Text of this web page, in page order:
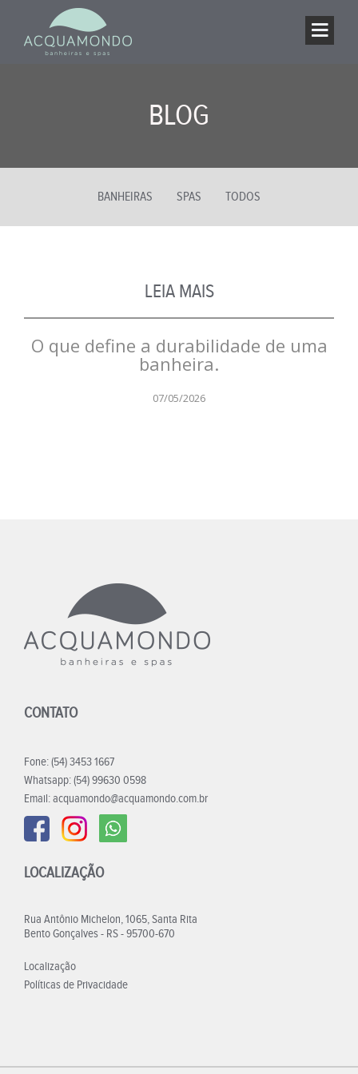
BLOG
BANHEIRAS SPAS TODOS
LEIA MAIS
O que define a durabilidade de uma
banheira.
07/05/2026
CONTATO
Fone: (54) 3453 1667
Whatsapp: (54) 99630 0598
Email:acquamondo@acquamondo.com.br
LOCALIZAÇÃO
Rua Antônio Michelon, 1065, Santa Rita
Bento Gonçalves - RS - 95700-670
Localização
Políticas de Privacidade